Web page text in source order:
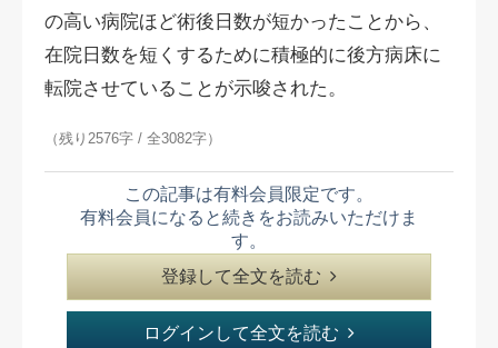
の高い病院ほど術後日数が短かったことから、
在院日数を短くするために積極的に後方病床に
転院させていることが示唆された。
（残り2576字 / 全3082字）
この記事は有料会員限定です。
有料会員になると続きをお読みいただけま
す。
登録して全文を読む
ログインして全文を読む